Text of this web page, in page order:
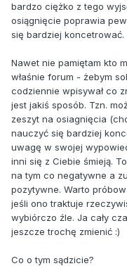
bardzo ciężko z tego
osiągnięcie poprawia
się bardziej koncetrować.
Nawet nie pamiętam kto
właśnie forum - żebym
codziennie wpisywał co
jest jakiś sposób. Tzn.
zeszyt na osiagnięcia
nauczyć się bardziej
uwagę w swojej
inni się z Ciebie śmieją.
na tym co negatywne a
pozytywne. Warto
jeśli ono traktuje
wybiórczo źle. Ja cały
jeszcze trochę zmienić :)
Co o tym sądzicie?